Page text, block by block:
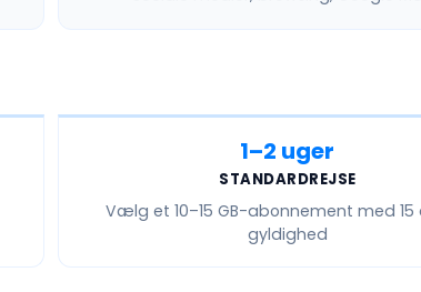
1–2 uger
STANDARDREJSE
Vælg et 10–15 GB-abonnement med 15
gyldighed